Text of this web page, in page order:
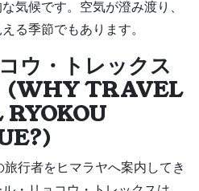
気候です。空気が澄み渡り、
る季節でもあります。
ウ・トレックス
(WHY TRAVEL
行者をヒマラヤへ案内してき